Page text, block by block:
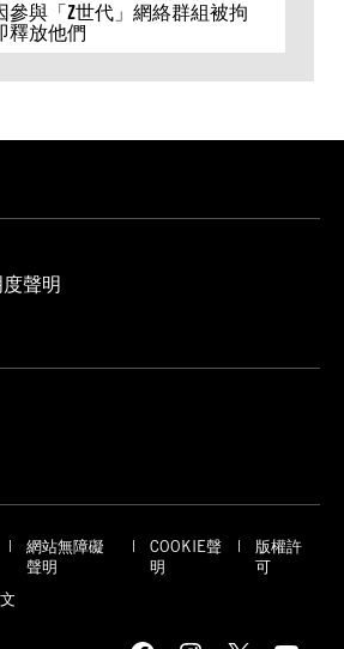
參與「Z世代」網絡群組被拘
釋放他們
度聲明
網站無障礙
聲明
COOKIE聲
明
版權許
可